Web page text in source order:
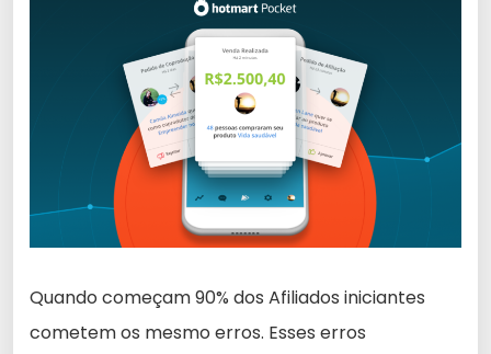
Quando começam 90% dos Afiliados iniciantes
cometem os mesmo erros. Esses erros